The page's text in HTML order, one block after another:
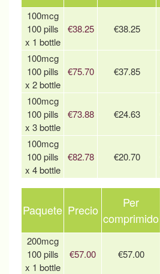
100mcg
100 pills
x 1 bottle
€38.25 €38.25
100mcg
100 pills
x 2 bottle
€75.70 €37.85
100mcg
100 pills
x 3 bottle
€73.88 €24.63
100mcg
100 pills
x 4 bottle
€82.78 €20.70
Paquete Precio
Per
comprimido
200mcg
100 pills
x 1 bottle
€57.00 €57.00